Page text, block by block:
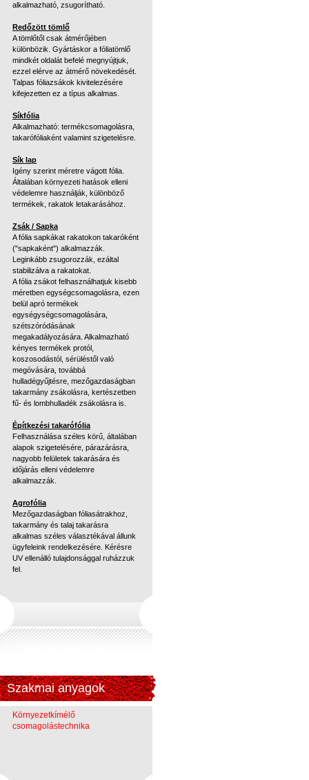
alkalmazható, zsugorítható.
Redőzött tömlő
A tömlőtől csak átmérőjében
különbözik. Gyártáskor a fóliatömlő
mindkét oldalát befelé megnyújtjuk,
ezzel elérve az átmérő növekedését.
Talpas fóliazsákok kivitelezésére
kifejezetten ez a típus alkalmas.
Síkfólia
Alkalmazható: termékcsomagolásra,
takarófóliaként valamint szigetelésre.
Sík lap
Igény szerint méretre vágott fólia.
Általában környezeti hatások elleni
védelemre használják, különböző
termékek, rakatok letakarásához.
Zsák / Sapka
A fólia sapkákat rakatokon takaróként
("sapkaként") alkalmazzák.
Leginkább zsugorozzák, ezáltal
stabilizálva a rakatokat.
A fólia zsákot felhasználhatjuk kisebb
méretben egységcsomagolásra, ezen
belül apró termékek
egységységcsomagolására,
szétszóródásának
megakadályozására. Alkalmazható
kényes termékek protól,
koszosodástól, sérüléstől való
megóvására, továbbá
hulladégyűjtésre, mezőgazdaságban
takarmány zsákolásra, kertészetben
fű- és lombhulladék zsákolásra is.
Építkezési takarófólia
Felhasználása széles körű, általában
alapok szigetelésére, párazárásra,
nagyobb felületek takarására és
időjárás elleni védelemre
alkalmazzák.
Agrofólia
Mezőgazdaságban fóliasátrakhoz,
takarmány és talaj takarásra
alkalmas széles választékával állunk
ügyfeleink rendelkezésére. Kérésre
UV ellenálló tulajdonsággal ruházzuk
fel.
Szakmai anyagok
Környezetkímélő
csomagolástechnika